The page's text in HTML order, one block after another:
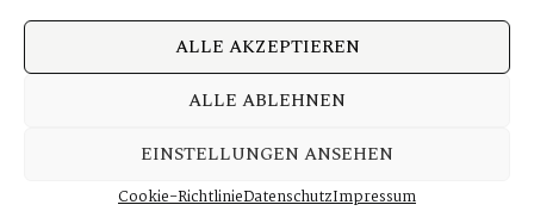
ALLE AKZEPTIEREN
ALLE ABLEHNEN
EINSTELLUNGEN ANSEHEN
Cookie-RichtlinieDatenschutzImpressum